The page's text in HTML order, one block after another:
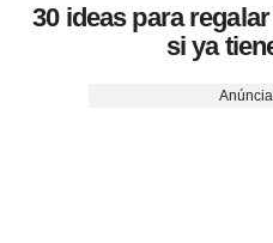
30 ideas para
si ya